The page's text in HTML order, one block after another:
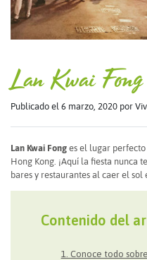
Lan Kwai Fong
Publicado el 6 marzo, 2020 por
Lan Kwai Fong es el lugar
Hong Kong. ¡Aquí la fiesta nunca
bares y restaurantes al caer el sol
Contenido del
1. Conoce todo